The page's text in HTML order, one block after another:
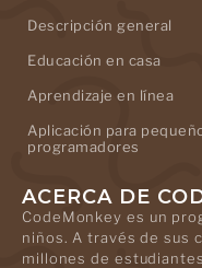
Descripción general
Educación en casa
Aprendizaje en línea
Aplicación para
programadores
ACERCA DE
CodeMonkey es un
niños. A través de sus
millones de